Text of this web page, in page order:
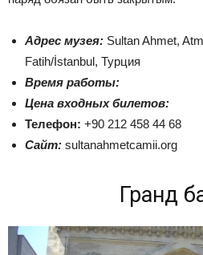
Адрес музея: Sultan Ahmet,
Fatih/İstanbul, Турция
Время работы:
Цена входных билетов:
Телефон: +90 212 458 44 68
Сайт: sultanahmetcamii.org
Гранд